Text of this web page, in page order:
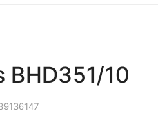
BHD351/10